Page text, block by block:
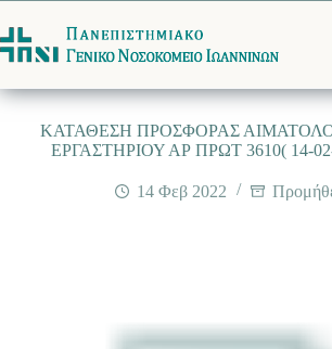
στο
περιεχόμενο
ΚΑΤΑΘΕΣΗ ΠΡΟΣΦΟΡΑΣ
ΕΡΓΑΣΤΗΡΙΟΥ ΑΡ ΠΡΩΤ 3610( 14-
14 Φεβ 2022